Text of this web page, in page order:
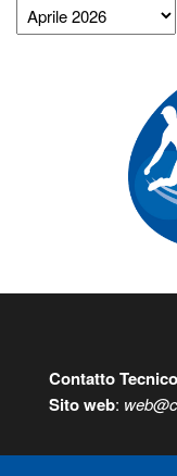
Contatto Tecnico
Sito web: